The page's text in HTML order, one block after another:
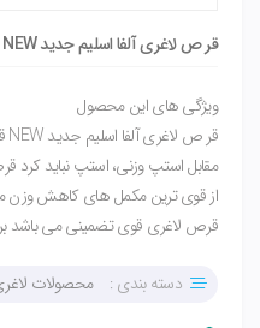
قر ص لاغری آلفا اسلیم جدید NEW
ویژگی های این محصول
مقابل استپ وزنی، استپ نباید کرد
از قوی ترین مکمل های کاهش وزن
قرص لاغری قوی تضمینی می باشد
دسته بندی : محصولات